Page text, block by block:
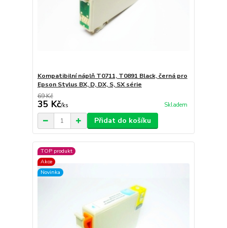
Kompatibilní náplň T0711, T0891 Black, černá pro
Epson Stylus BX, D, DX, S, SX série
69 Kč
35 Kč/ks Skladem
Přidat do košíku
TOP produkt
Akce
Novinka